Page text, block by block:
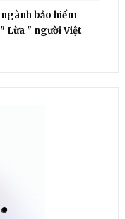
bảo hiểm
Lừa " người Việt